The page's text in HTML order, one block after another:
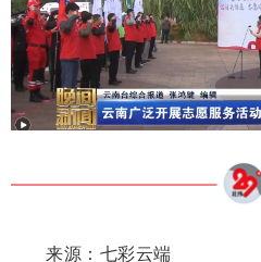
来源：七彩云端